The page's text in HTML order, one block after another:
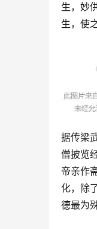
生，妙
生，使
据传梁
僧披览
帝亲作
化，除
德最为